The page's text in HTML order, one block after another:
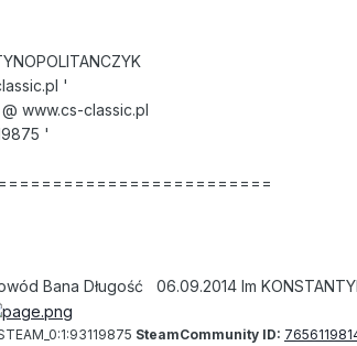
'
www.cs-classic.pl
'
Bana Długość 06.09.2014 Im
SteamCommunity ID: